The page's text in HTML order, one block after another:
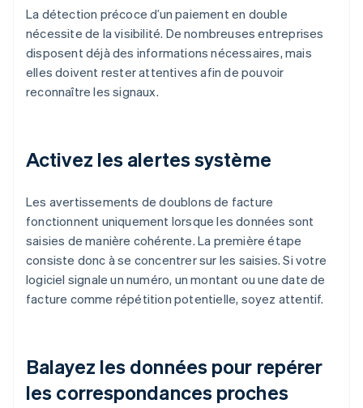
La détection précoce d’un paiement en double
nécessite de la visibilité. De nombreuses entreprises
disposent déjà des informations nécessaires, mais
elles doivent rester attentives afin de pouvoir
reconnaître les signaux.
Activez les alertes système
Les avertissements de doublons de facture
fonctionnent uniquement lorsque les données sont
saisies de manière cohérente. La première étape
consiste donc à se concentrer sur les saisies. Si votre
logiciel signale un numéro, un montant ou une date de
facture comme répétition potentielle, soyez attentif.
Balayez les données pour repérer
les correspondances proches